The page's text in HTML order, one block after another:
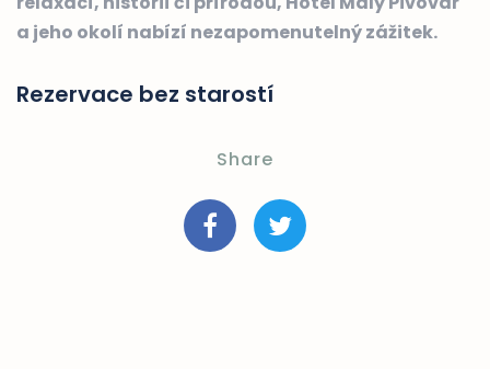
a jeho okolí nabízí nezapomenutelný zážitek.
Rezervace bez starostí
Share